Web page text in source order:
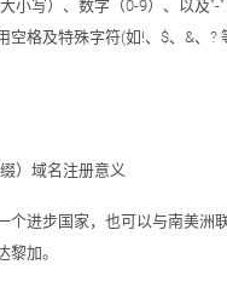
小写）、数字（0-9）、以及"-"
空格及特殊字符(如!、$、&、?
）域名注册意义
个进步国家，也可以与南美洲
黎加。